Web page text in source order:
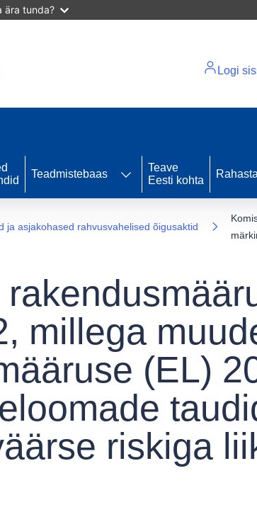
ära tunda?
Logi
Teadmistebaas
Teave
Eesti kohta
ja asjakohased rahvusvahelised õigusaktid
millega
(EL)
riskiga